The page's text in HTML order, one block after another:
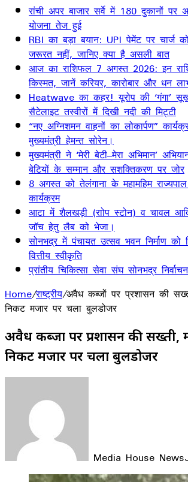
रांची अपर बाजार सर्वे में 180 दुकानों पर
योजना तेज हुई
RBI का बड़ा बयान: UPI पेमेंट पर चार्ज
जरूरत नहीं, जानिए क्या है असली बात
आज का राशिफल 7 अगस्त 2026: इन
किस्मत, जानें करियर, कारोबार और धन
Heatwave का कहर! यूरोप की ‘गंगा’
सैटेलाइट तस्वीरों में दिखी नदी की मिट्टी
“नए अग्निशमन वाहनों का लोकार्पण”
मुख्यमंत्री हेमन्त सोरेन।
मुख्यमंत्री ने ‘मेरी बेटी–मेरा अभिमान’
बेटियों के सम्मान और सशक्तिकरण पर जोर
8 अगस्त को तेलंगाना के महामहिम
कार्यक्रम
आटा में शैलखड़ी (राोप स्टोन) व चावल
जॉच हेतु लैब को भेजा।
सोनभद्र में पंचायत उत्सव भवन निर्माण को
वित्तीय स्वीकृति
प्रांतीय चिकित्सा सेवा संघ सोनभद्र
Home/राष्ट्रीय/अवैध कब्जों पर प्रशासन की
निकट मजार पर चला बुलडोजर
अवैध कब्जों पर प्रशासन की सख्ती,
निकट मजार पर चला बुलडोजर
Media House News
Facebook
LinkedIn
WhatsApp
Telegram